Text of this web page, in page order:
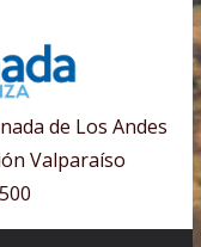
de Los Andes
Valparaíso